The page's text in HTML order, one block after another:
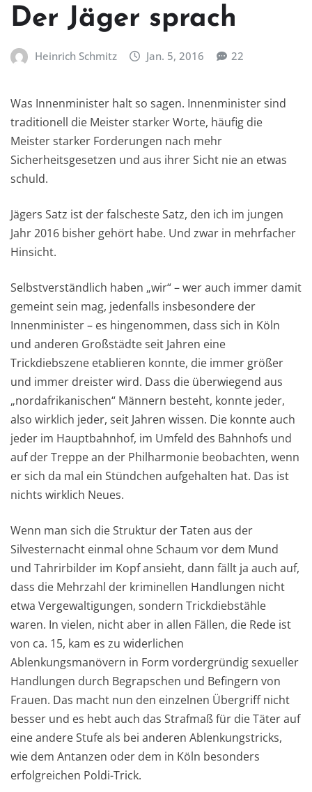
Der Jäger sprach
Heinrich Schmitz Jan. 5, 2016 22
Was Innenminister halt so sagen. Innenminister sind
traditionell die Meister starker Worte, häufig die
Meister starker Forderungen nach mehr
Sicherheitsgesetzen und aus ihrer Sicht nie an etwas
schuld.
Jägers Satz ist der falscheste Satz, den ich im jungen
Jahr 2016 bisher gehört habe. Und zwar in mehrfacher
Hinsicht.
Selbstverständlich haben „wir“ – wer auch immer damit
gemeint sein mag, jedenfalls insbesondere der
Innenminister – es hingenommen, dass sich in Köln
und anderen Großstädte seit Jahren eine
Trickdiebszene etablieren konnte, die immer größer
und immer dreister wird. Dass die überwiegend aus
„nordafrikanischen“ Männern besteht, konnte jeder,
also wirklich jeder, seit Jahren wissen. Die konnte auch
jeder im Hauptbahnhof, im Umfeld des Bahnhofs und
auf der Treppe an der Philharmonie beobachten, wenn
er sich da mal ein Stündchen aufgehalten hat. Das ist
nichts wirklich Neues.
Wenn man sich die Struktur der Taten aus der
Silvesternacht einmal ohne Schaum vor dem Mund
und Tahrirbilder im Kopf ansieht, dann fällt ja auch auf,
dass die Mehrzahl der kriminellen Handlungen nicht
etwa Vergewaltigungen, sondern Trickdiebstähle
waren. In vielen, nicht aber in allen Fällen, die Rede ist
von ca. 15, kam es zu widerlichen
Ablenkungsmanövern in Form vordergründig sexueller
Handlungen durch Begrapschen und Befingern von
Frauen. Das macht nun den einzelnen Übergriff nicht
besser und es hebt auch das Strafmaß für die Täter auf
eine andere Stufe als bei anderen Ablenkungstricks,
wie dem Antanzen oder dem in Köln besonders
erfolgreichen Poldi-Trick.